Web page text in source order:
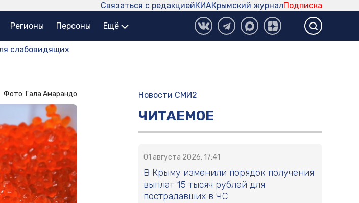
Подписка
Крымский журнал
КИА
Связаться с редакцией
Регионы Персоны Ещё
слабовидящих
Фото: Гала Амарандо Новости СМИ2
ЧИТАЕМОЕ
01 августа 2026, 17:41
В Крыму изменили порядок получения
выплат 15 тысяч рублей для
пострадавших в ЧС